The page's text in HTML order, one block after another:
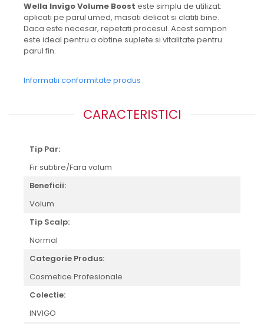
Wella Invigo Volume Boost este simplu de utilizat:
aplicati pe parul umed, masati delicat si clatiti bine.
Daca este necesar, repetati procesul. Acest sampon
este ideal pentru a obtine suplete si vitalitate pentru
parul fin.
Informatii conformitate produs
CARACTERISTICI
Tip Par:
Fir subtire/Fara volum
Beneficii:
Volum
Tip Scalp:
Normal
Categorie Produs:
Cosmetice Profesionale
Colectie:
INVIGO